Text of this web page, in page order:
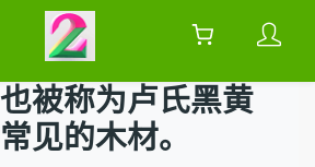
被称为卢氏黑黄
见的木材。